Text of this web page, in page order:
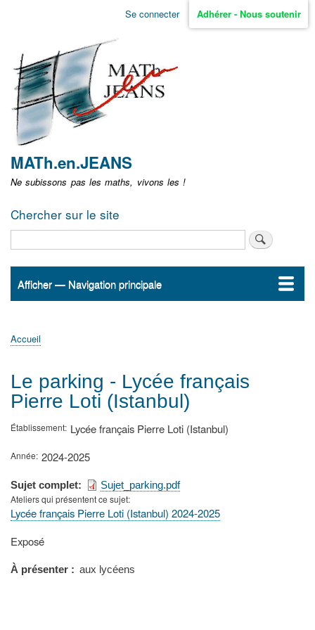
Aller
non
identifié
Se connecter Adhérer - Nous soutenir
MATh.en.JEANS
Ne subissons pas les maths, vivons les !
Chercher sur le site
Navigation
Afficher — Navigation principale
Accueil
ActualitésMATh.en.JEANS ?
Régions et Ateliers
Créer, gérer un atelier
Sujets/Publications
Congrès
d'Ariane
Accueil
Le parking - Lycée français
Pierre Loti (Istanbul)
Établissement Lycée français Pierre Loti (Istanbul)
Année 2024-2025
Sujet complet
Sujet_parking.pdf
Ateliers qui présentent ce sujet
Lycée français Pierre Loti (Istanbul) 2024-2025
Type
présentation
Exposé
À présenter aux lycéens